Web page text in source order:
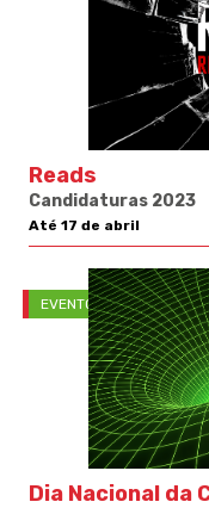
Reads
Candidaturas 2023
Até 17 de abril
EVENTOS
Dia Nacional